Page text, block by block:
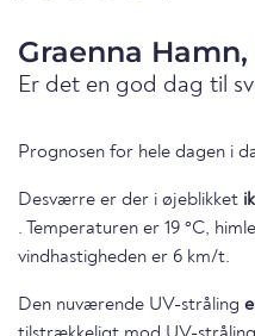
Graenna
Er det en god dag til
Prognosen for hele dagen i
Desværre er der i øjeblikket
. Temperaturen er 19 °C,
vindhastigheden er 6 km/t.
Den nuværende UV-stråling